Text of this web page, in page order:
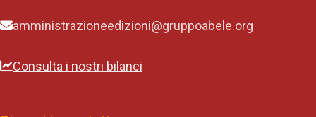
amministrazioneedizioni@gruppoabele.org
Consulta i nostri bilanci